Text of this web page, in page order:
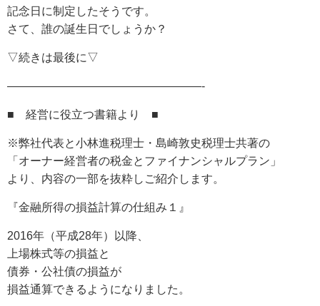
記念日に制定したそうです。
さて、誰の誕生日でしょうか？
▽続きは最後に▽
—————————————————-
■ 経営に役立つ書籍より ■
※弊社代表と小林進税理士・島崎敦史税理士共著の
「オーナー経営者の税金とファイナンシャルプラン」
より、内容の一部を抜粋しご紹介します。
『金融所得の損益計算の仕組み１』
2016年（平成28年）以降、
上場株式等の損益と
債券・公社債の損益が
損益通算できるようになりました。